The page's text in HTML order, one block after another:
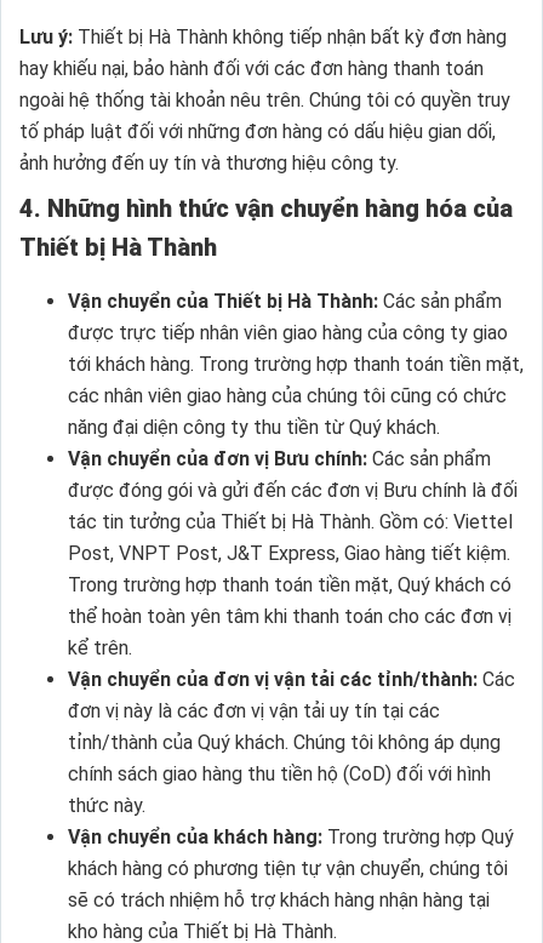
Lưu ý: Thiết bị Hà Thành không tiếp nhận bất kỳ đơn hàng
hay khiếu nại, bảo hành đối với các đơn hàng thanh toán
ngoài hệ thống tài khoản nêu trên. Chúng tôi có quyền truy
tố pháp luật đối với những đơn hàng có dấu hiệu gian dối,
ảnh hưởng đến uy tín và thương hiệu công ty.
4. Những hình thức vận chuyển hàng hóa của
Thiết bị Hà Thành
Vận chuyển của Thiết bị Hà Thành: Các sản phẩm
được trực tiếp nhân viên giao hàng của công ty giao
tới khách hàng. Trong trường hợp thanh toán tiền mặt,
các nhân viên giao hàng của chúng tôi cũng có chức
năng đại diện công ty thu tiền từ Quý khách.
Vận chuyển của đơn vị Bưu chính: Các sản phẩm
được đóng gói và gửi đến các đơn vị Bưu chính là đối
tác tin tưởng của Thiết bị Hà Thành. Gồm có: Viettel
Post, VNPT Post, J&T Express, Giao hàng tiết kiệm.
Trong trường hợp thanh toán tiền mặt, Quý khách có
thể hoàn toàn yên tâm khi thanh toán cho các đơn vị
kể trên.
Vận chuyển của đơn vị vận tải các tỉnh/thành: Các
đơn vị này là các đơn vị vận tải uy tín tại các
tỉnh/thành của Quý khách. Chúng tôi không áp dụng
chính sách giao hàng thu tiền hộ (CoD) đối với hình
thức này.
Vận chuyển của khách hàng: Trong trường hợp Quý
khách hàng có phương tiện tự vận chuyển, chúng tôi
sẽ có trách nhiệm hỗ trợ khách hàng nhận hàng tại
kho hàng của Thiết bị Hà Thành.